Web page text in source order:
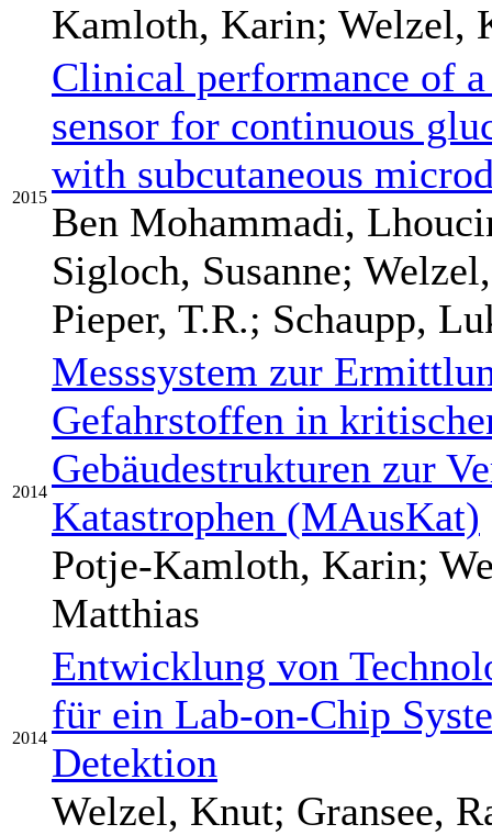
Kamloth, Karin; Welzel,
2015
Clinical performance of
sensor for continuous
with subcutaneous
Ben Mohammadi,
Sigloch, Susanne;
Pieper, T.R.; Schaupp,
2014
Messsystem zur
Gefahrstoffen in
Gebäudestrukturen zur
Katastrophen (MAusKat)
Potje-Kamloth, Karin;
Matthias
2014
Entwicklung von
für ein Lab-on-Chip
Detektion
Welzel, Knut; Gransee,